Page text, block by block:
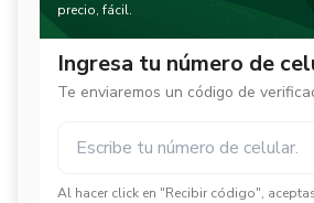
precio, fácil.
Ingresa tu número de
Te enviaremos un código de
Al hacer click en "Recibir código",